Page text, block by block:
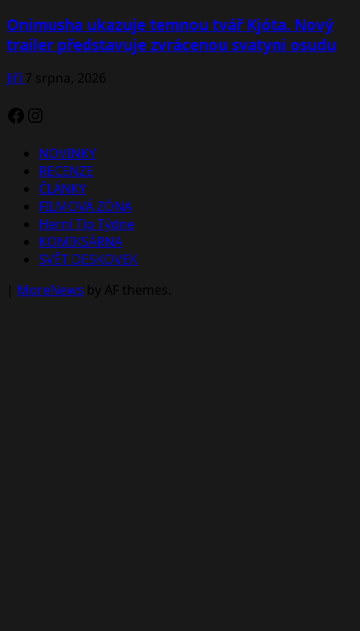
Onimusha ukazuje temnou tvář Kjóta. Nový
trailer představuje zvrácenou svatyni osudu
Jiří7 srpna, 2026
Facebook
Instagram
NOVINKY
RECENZE
ČLÁNKY
FILMOVÁ ZÓNA
Herní Tip Týdne
KOMIKSÁRNA
SVĚT DESKOVEK
| MoreNews by AF themes.